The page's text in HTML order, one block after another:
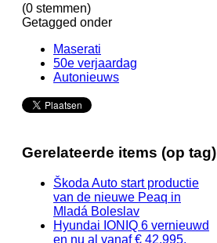
(0 stemmen)
Getagged onder
Maserati
50e verjaardag
Autonieuws
Gerelateerde items (op tag)
Škoda Auto start productie
van de nieuwe Peaq in
Mladá Boleslav
Hyundai IONIQ 6 vernieuwd
en nu al vanaf € 42.995.